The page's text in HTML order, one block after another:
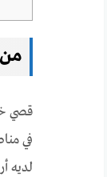
قصي
في
لديه